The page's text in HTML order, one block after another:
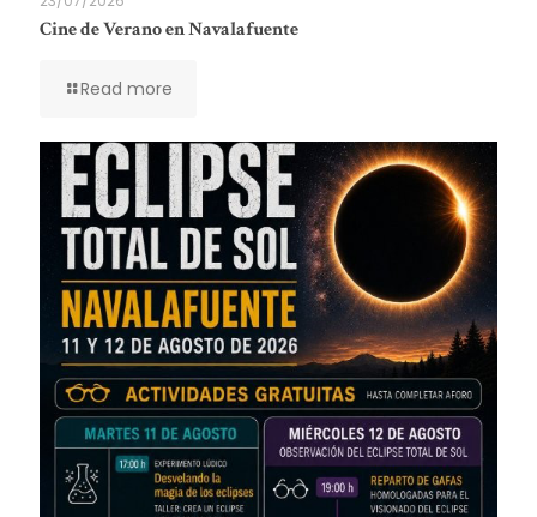
Cine de Verano en Navalafuente
Read more